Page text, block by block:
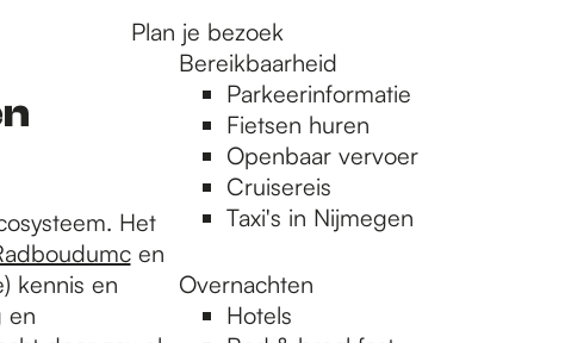
Plan je bezoek
Bereikbaarheid
Parkeerinformatie
Fietsen huren
Openbaar vervoer
Cruisereis
Taxi's in Nijmegen
Overnachten
Hotels
Het
en
kennis en
en